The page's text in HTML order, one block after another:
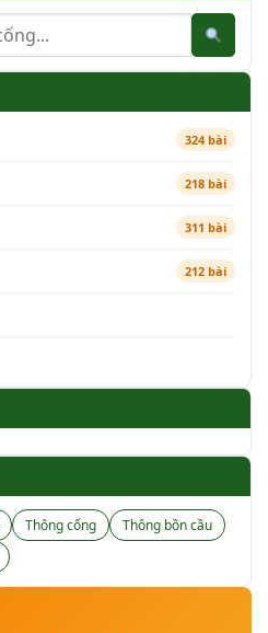
324 bài
218 bài
311 bài
212 bài
Thông cống
Thông bồn cầu